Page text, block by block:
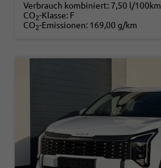
Verbrauch kombiniert: 7,50 l/100km
CO2-Klasse: F
CO2-Emissionen: 169,00 g/km